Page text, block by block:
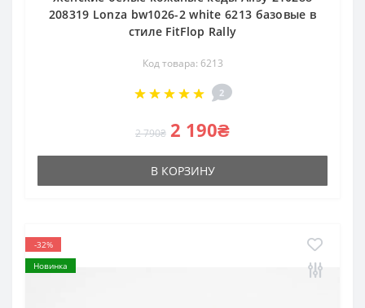
208319 Lonza bw1026-2 white 6213 базовые в
стиле FitFlop Rally
Код товара: 6213
2
2 790₴ 2 190₴
В КОРЗИНУ
-32%
Новинка